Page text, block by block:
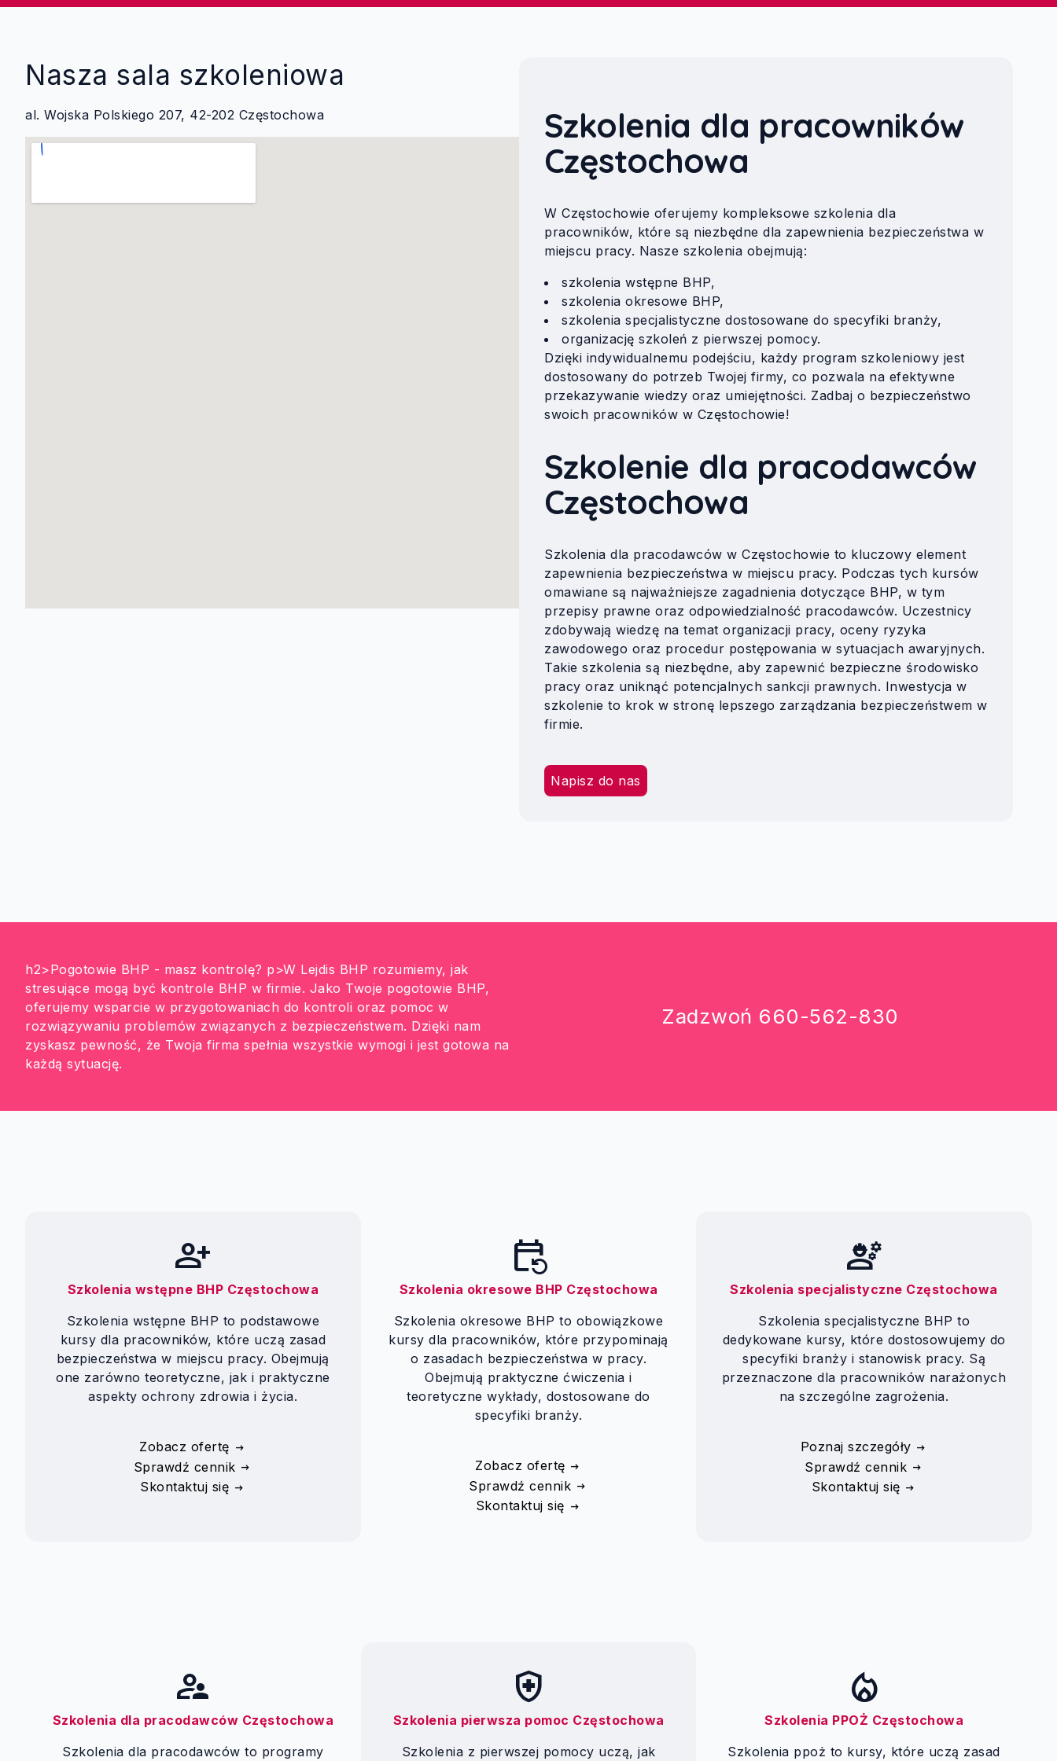
Nasza sala szkoleniowa
al. Wojska Polskiego 207, 42-202 Częstochowa
Szkolenia dla pracowników
Częstochowa
W Częstochowie oferujemy kompleksowe szkolenia dla
pracowników, które są niezbędne dla zapewnienia bezpieczeństwa w
miejscu pracy. Nasze szkolenia obejmują:
szkolenia wstępne BHP,
szkolenia okresowe BHP,
szkolenia specjalistyczne dostosowane do specyfiki branży,
organizację szkoleń z pierwszej pomocy.
Dzięki indywidualnemu podejściu, każdy program szkoleniowy jest
dostosowany do potrzeb Twojej firmy, co pozwala na efektywne
przekazywanie wiedzy oraz umiejętności. Zadbaj o bezpieczeństwo
swoich pracowników w Częstochowie!
Szkolenie dla pracodawców
Częstochowa
Szkolenia dla pracodawców w Częstochowie to kluczowy element
zapewnienia bezpieczeństwa w miejscu pracy. Podczas tych kursów
omawiane są najważniejsze zagadnienia dotyczące BHP, w tym
przepisy prawne oraz odpowiedzialność pracodawców. Uczestnicy
zdobywają wiedzę na temat organizacji pracy, oceny ryzyka
zawodowego oraz procedur postępowania w sytuacjach awaryjnych.
Takie szkolenia są niezbędne, aby zapewnić bezpieczne środowisko
pracy oraz uniknąć potencjalnych sankcji prawnych. Inwestycja w
szkolenie to krok w stronę lepszego zarządzania bezpieczeństwem w
firmie.
Napisz do nas
h2>Pogotowie BHP - masz kontrolę? p>W Lejdis BHP rozumiemy, jak
stresujące mogą być kontrole BHP w firmie. Jako Twoje pogotowie BHP,
oferujemy wsparcie w przygotowaniach do kontroli oraz pomoc w
rozwiązywaniu problemów związanych z bezpieczeństwem. Dzięki nam
zyskasz pewność, że Twoja firma spełnia wszystkie wymogi i jest gotowa na
każdą sytuację.
Zadzwoń 660-562-830
person_add
Szkolenia wstępne BHP Częstochowa
Szkolenia wstępne BHP to podstawowe
kursy dla pracowników, które uczą zasad
bezpieczeństwa w miejscu pracy. Obejmują
one zarówno teoretyczne, jak i praktyczne
aspekty ochrony zdrowia i życia.
Zobacz ofertę
Sprawdź cennik
Skontaktuj się
event_repeat
Szkolenia okresowe BHP Częstochowa
Szkolenia okresowe BHP to obowiązkowe
kursy dla pracowników, które przypominają
o zasadach bezpieczeństwa w pracy.
Obejmują praktyczne ćwiczenia i
teoretyczne wykłady, dostosowane do
specyfiki branży.
Zobacz ofertę
Sprawdź cennik
Skontaktuj się
engineering
Szkolenia specjalistyczne Częstochowa
Szkolenia specjalistyczne BHP to
dedykowane kursy, które dostosowujemy do
specyfiki branży i stanowisk pracy. Są
przeznaczone dla pracowników narażonych
na szczególne zagrożenia.
Poznaj szczegóły
Sprawdź cennik
Skontaktuj się
supervisor_account
Szkolenia dla pracodawców Częstochowa
Szkolenia dla pracodawców to programy
health_and_safety
Szkolenia pierwsza pomoc Częstochowa
Szkolenia z pierwszej pomocy uczą, jak
local_fire_department
Szkolenia PPOŻ Częstochowa
Szkolenia ppoż to kursy, które uczą zasad